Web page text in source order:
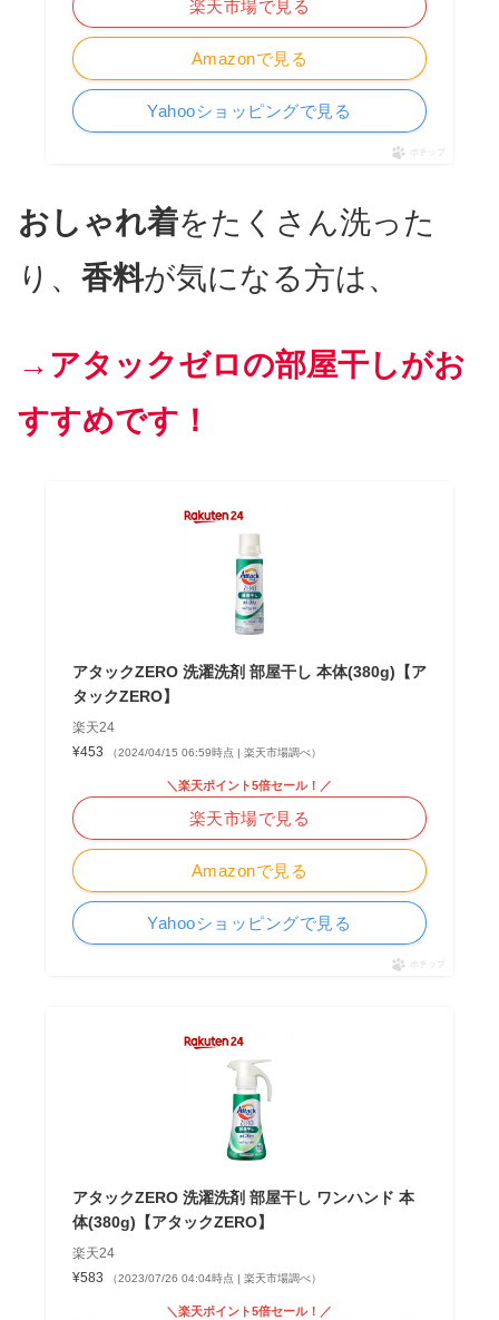
Amazonで見る
楽天市場で見る
Yahooショッピングで見る
ポチップ
おしゃれ着をたくさん洗った
り、 香料が気になる方は、
→アタックゼロの部屋干しがお
すすめです！
アタックZERO 洗濯洗剤 部屋干し 本体(380g)【ア
タックZERO】
楽天24
¥453
（2024/04/15 06:59時点 | 楽天市場調べ）
Amazonで見る
＼楽天ポイント5倍セール！／
楽天市場で見る
Yahooショッピングで見る
ポチップ
アタックZERO 洗濯洗剤 部屋干し ワンハンド 本
体(380g)【アタックZERO】
楽天24
¥583
（2023/07/26 04:04時点 | 楽天市場調べ）
＼楽天ポイント5倍セール！／